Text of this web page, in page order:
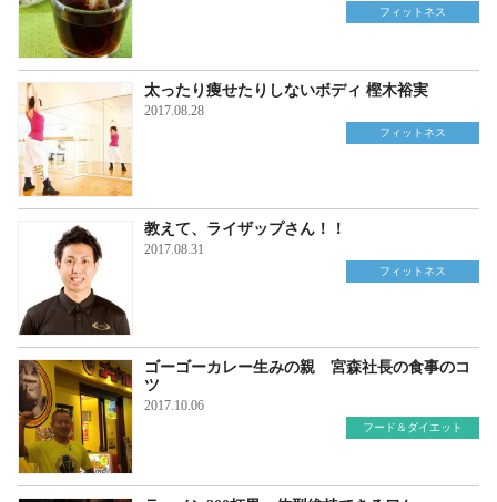
フィットネス
太ったり痩せたりしないボディ 樫木裕実
2017.08.28
フィットネス
教えて、ライザップさん！！
2017.08.31
フィットネス
ゴーゴーカレー生みの親 宮森社長の食事のコ
ツ
2017.10.06
フード＆ダイエット